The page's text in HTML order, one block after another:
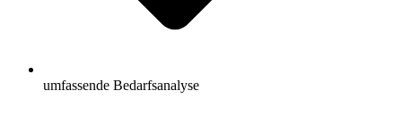
umfassende Bedarfsanalyse